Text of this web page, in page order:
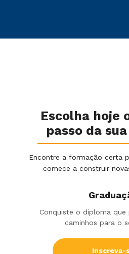
Escolha hoje
passo da
Encontre a formação certa
comece a construir
Conquiste o diploma que
caminhos para o
Inscreva-